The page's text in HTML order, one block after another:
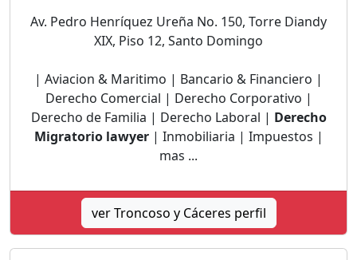
Av. Pedro Henríquez Ureña No. 150, Torre Diandy
XIX, Piso 12, Santo Domingo
| Aviacion & Maritimo | Bancario & Financiero |
Derecho Comercial | Derecho Corporativo |
Derecho de Familia | Derecho Laboral | Derecho
Migratorio lawyer| Inmobiliaria | Impuestos |
mas ...
ver Troncoso y Cáceres perfil